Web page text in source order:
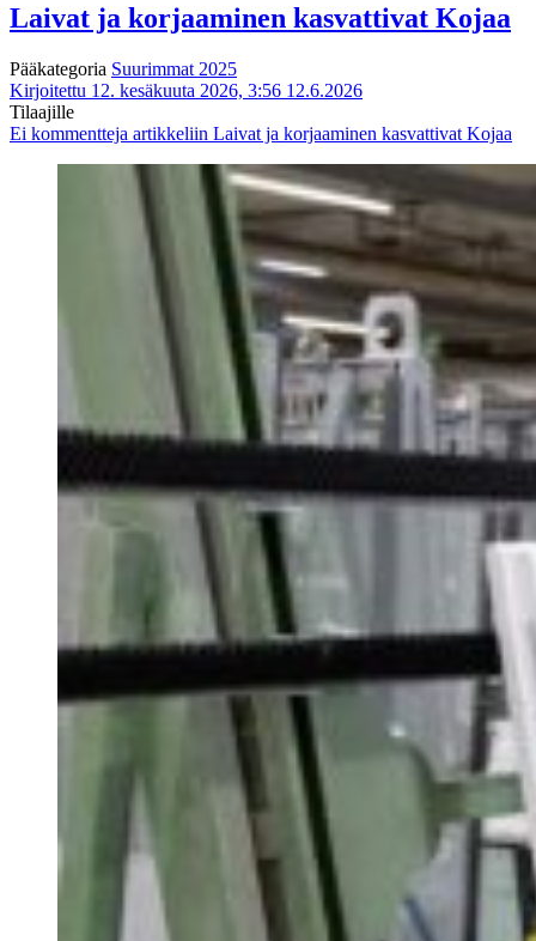
Laivat ja korjaaminen kasvattivat Kojaa
Pääkategoria Suurimmat 2025
Kirjoitettu 12. kesäkuuta 2026, 3:56 12.6.2026
Tilaajille
Ei kommentteja artikkeliin Laivat ja korjaaminen kasvattivat Kojaa